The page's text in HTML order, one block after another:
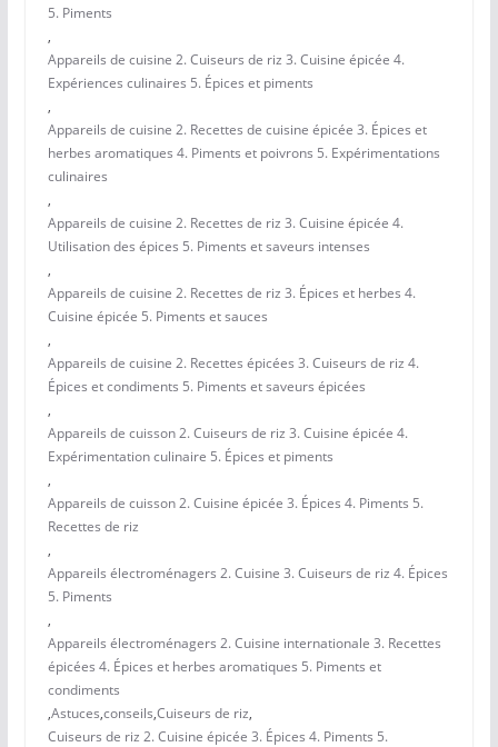
5. Piments
,
Appareils de cuisine 2. Cuiseurs de riz 3. Cuisine épicée 4.
Expériences culinaires 5. Épices et piments
,
Appareils de cuisine 2. Recettes de cuisine épicée 3. Épices et
herbes aromatiques 4. Piments et poivrons 5. Expérimentations
culinaires
,
Appareils de cuisine 2. Recettes de riz 3. Cuisine épicée 4.
Utilisation des épices 5. Piments et saveurs intenses
,
Appareils de cuisine 2. Recettes de riz 3. Épices et herbes 4.
Cuisine épicée 5. Piments et sauces
,
Appareils de cuisine 2. Recettes épicées 3. Cuiseurs de riz 4.
Épices et condiments 5. Piments et saveurs épicées
,
Appareils de cuisson 2. Cuiseurs de riz 3. Cuisine épicée 4.
Expérimentation culinaire 5. Épices et piments
,
Appareils de cuisson 2. Cuisine épicée 3. Épices 4. Piments 5.
Recettes de riz
,
Appareils électroménagers 2. Cuisine 3. Cuiseurs de riz 4. Épices
5. Piments
,
Appareils électroménagers 2. Cuisine internationale 3. Recettes
épicées 4. Épices et herbes aromatiques 5. Piments et
condiments
,Astuces,conseils,Cuiseurs de riz,
Cuiseurs de riz 2. Cuisine épicée 3. Épices 4. Piments 5.